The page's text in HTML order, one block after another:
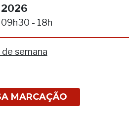
2026
09h30 - 18h
semana
MARCAÇÃO